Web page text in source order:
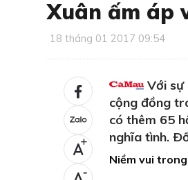
Xuân ấm áp
18 tháng 01 2017 09:54
+
-
Với sự
cộng đồng
có thêm 65
nghĩa tình.
Niềm vui